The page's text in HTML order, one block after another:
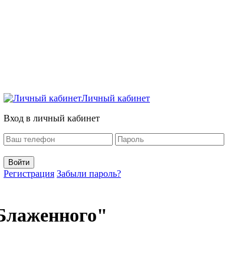
Личный кабинет
Вход в личный кабинет
Регистрация Забыли пароль?